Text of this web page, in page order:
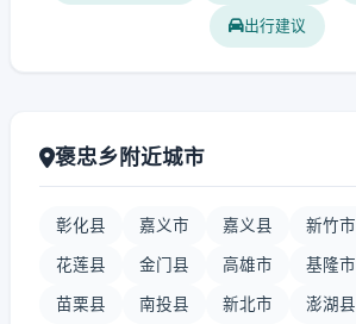
出行建议
褒忠乡附近城市
彰化县 嘉义市 嘉义县 新竹市
花莲县 金门县 高雄市 基隆市
苗栗县 南投县 新北市 澎湖县